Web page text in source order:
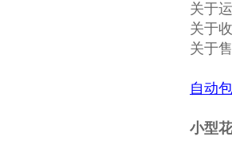
关于
关于
关于
自动
小型